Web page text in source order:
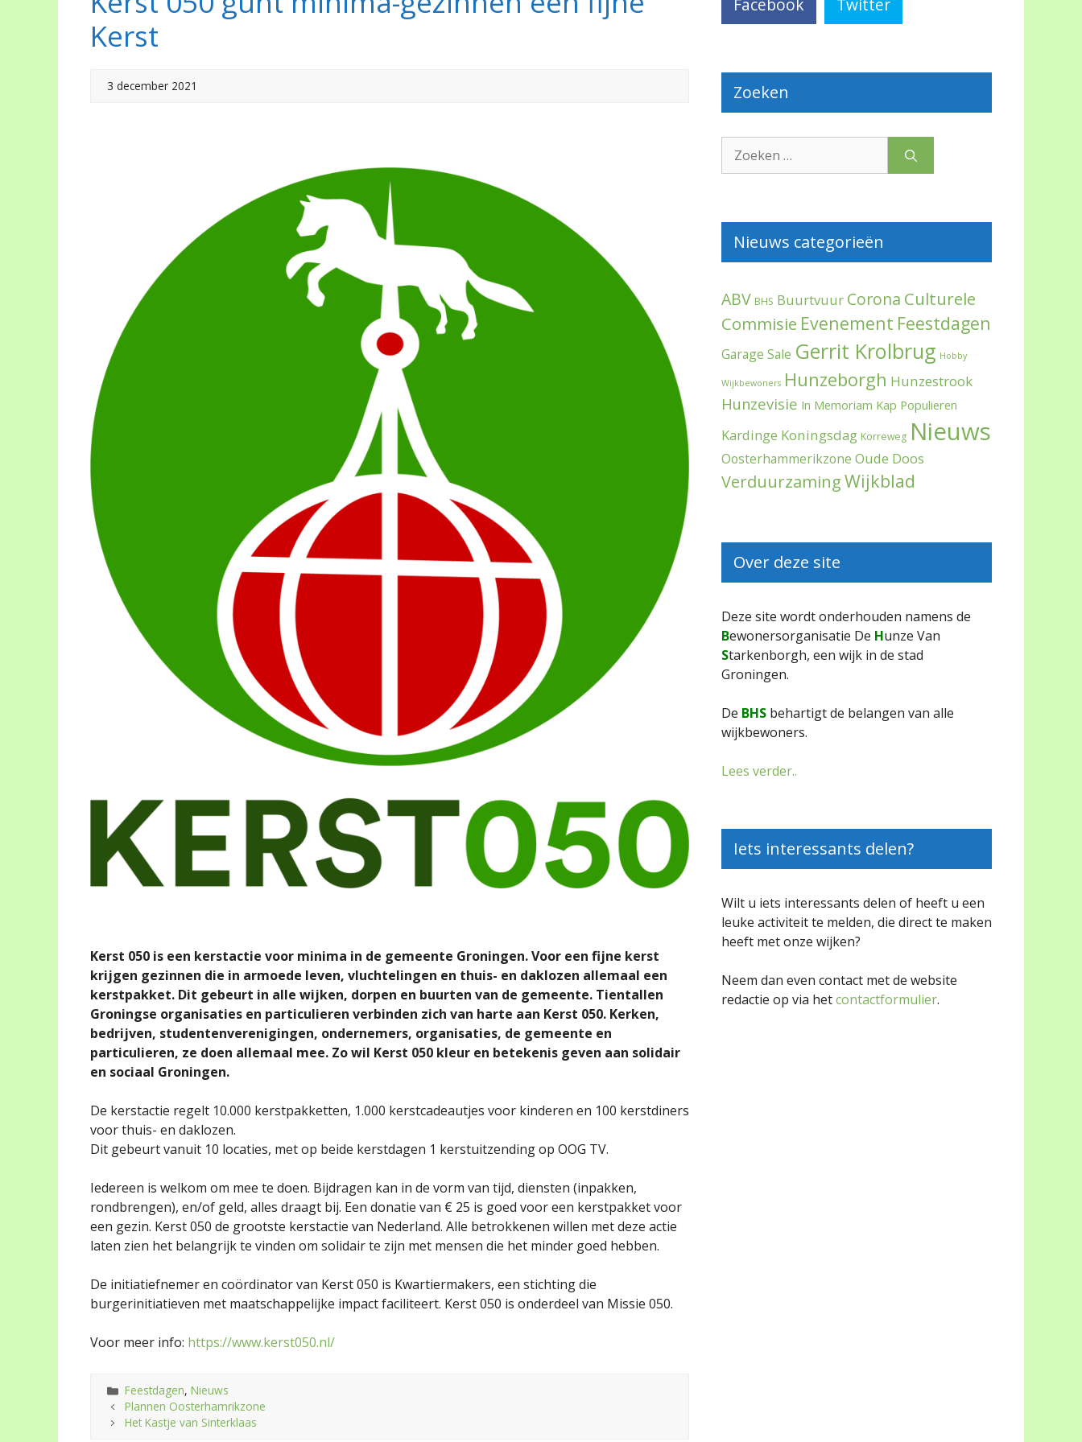
Kerst
3 december 2021
Kerst 050 is een kerstactie voor minima in de gemeente Groningen. Voor een fijne kerst
krijgen gezinnen die in armoede leven, vluchtelingen en thuis- en daklozen allemaal een
kerstpakket. Dit gebeurt in alle wijken, dorpen en buurten van de gemeente. Tientallen
Groningse organisaties en particulieren verbinden zich van harte aan Kerst 050. Kerken,
bedrijven, studentenverenigingen, ondernemers, organisaties, de gemeente en
particulieren, ze doen allemaal mee. Zo wil Kerst 050 kleur en betekenis geven aan solidair
en sociaal Groningen.
De kerstactie regelt 10.000 kerstpakketten, 1.000 kerstcadeautjes voor kinderen en 100 kerstdiners
voor thuis- en daklozen.
Dit gebeurt vanuit 10 locaties, met op beide kerstdagen 1 kerstuitzending op OOG TV.
Iedereen is welkom om mee te doen. Bijdragen kan in de vorm van tijd, diensten (inpakken,
rondbrengen), en/of geld, alles draagt bij. Een donatie van € 25 is goed voor een kerstpakket voor
een gezin. Kerst 050 de grootste kerstactie van Nederland. Alle betrokkenen willen met deze actie
laten zien het belangrijk te vinden om solidair te zijn met mensen die het minder goed hebben.
De initiatiefnemer en coördinator van Kerst 050 is Kwartiermakers, een stichting die
burgerinitiatieven met maatschappelijke impact faciliteert. Kerst 050 is onderdeel van Missie 050.
Voor meer info: https://www.kerst050.nl/
Categorieën
Feestdagen, Nieuws
Plannen Oosterhamrikzone
Het Kastje van Sinterklaas
Facebook Twitter
Zoeken
naar:
Nieuws categorieën
ABV BHS Buurtvuur Corona Culturele
Commisie Evenement Feestdagen
Garage Sale Gerrit Krolbrug Hobby
Wijkbewoners Hunzeborgh Hunzestrook
Hunzevisie In Memoriam Kap Populieren
Kardinge Koningsdag Korreweg Nieuws
Oosterhammerikzone Oude Doos
VerduurzamingWijkblad
Over deze site
Deze site wordt onderhouden namens de
Bewonersorganisatie De Hunze Van
Starkenborgh, een wijk in de stad
Groningen.
De BHS behartigt de belangen van alle
wijkbewoners.
Lees verder..
Iets interessants delen?
Wilt u iets interessants delen of heeft u een
leuke activiteit te melden, die direct te maken
heeft met onze wijken?
Neem dan even contact met de website
redactie op via hetcontactformulier.